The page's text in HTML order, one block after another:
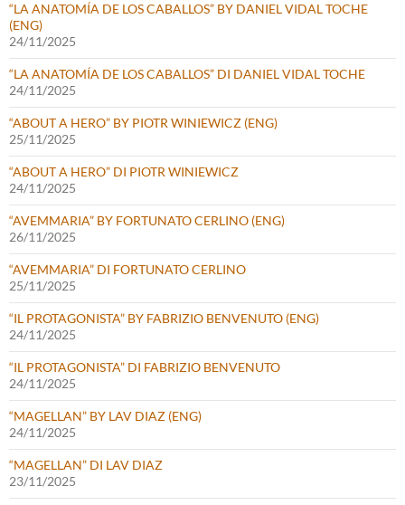
“LA ANATOMÍA DE LOS CABALLOS” BY DANIEL VIDAL TOCHE
(ENG)
24/11/2025
“LA ANATOMÍA DE LOS CABALLOS” DI DANIEL VIDAL TOCHE
24/11/2025
“ABOUT A HERO” BY PIOTR WINIEWICZ (ENG)
25/11/2025
“ABOUT A HERO” DI PIOTR WINIEWICZ
24/11/2025
“AVEMMARIA” BY FORTUNATO CERLINO (ENG)
26/11/2025
“AVEMMARIA” DI FORTUNATO CERLINO
25/11/2025
“IL PROTAGONISTA” BY FABRIZIO BENVENUTO (ENG)
24/11/2025
“IL PROTAGONISTA” DI FABRIZIO BENVENUTO
24/11/2025
“MAGELLAN” BY LAV DIAZ (ENG)
24/11/2025
“MAGELLAN” DI LAV DIAZ
23/11/2025